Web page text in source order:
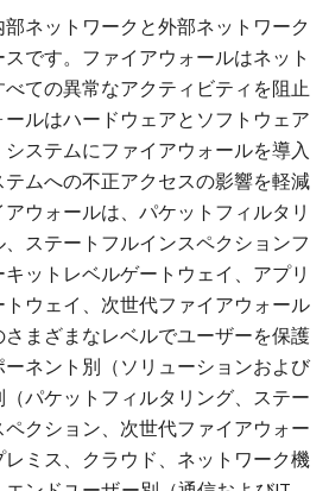
ネットワークと外部ネットワーク
です。ファイアウォールはネット
ての異常なアクティビティを阻止
ルはハードウェアとソフトウェア
ステムにファイアウォールを導入
ムへの不正アクセスの影響を軽減
ウォールは、パケットフィルタリ
ステートフルインスペクションフ
ットレベルゲートウェイ、アプリ
ウェイ、次世代ファイアウォール
まざまなレベルでユーザーを保護
ーネント別（ソリューションおよび
パケットフィルタリング、ステー
ペクション、次世代ファイアウォー
ミス、クラウド、ネットワーク機